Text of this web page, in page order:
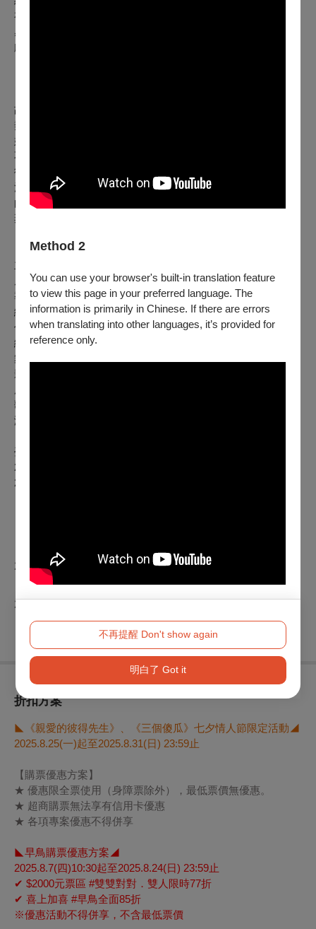
Method 2
You can use your browser's built-in translation feature
to view this page in your preferred language. The
information is primarily in Chinese. If there are errors
when translating into other languages, it’s provided for
reference only.
不再提醒 Don't show again
明白了 Got it
有
感
獻給所有在婚姻中，以及想踏入婚姻的妳和你！
故事總是發生在準備踏入婚姻那一刻……
熱愛寫作的計畫控葉揚與個性樂天、著迷運動的彼得準備結
婚。愛情長跑14年的他們，原以為婚姻是甜蜜生活的開始，殊
不知卻成了最可怕的照妖鏡。
彼得的樂天成了無腦過動大直男，葉揚則從文藝作家轉生為崩
潰怨婦，從買房、結婚、蜜月到生子，太多的關卡要破、太多
的平衡要取，面對種種的婚姻危機，兩人究竟會選擇躺平放
棄，還是用愛化險為夷……?
｜創作/製作群｜
主辦單位｜果陀百娛股份有限公司、果陀劇場
原著｜葉揚
導演｜蘇昱瑋
編劇暨作詞｜張仰瑄
作曲暨編曲｜伍暘
編舞｜劉睿筑
舞台設計｜言行
影像設計｜楊博倫
歌唱指導｜姜柏任
演員｜張稜、王為
臺北｜臺灣戲曲中心大表演廳
2025/10/11(六) 14:30
2025/10/12(日) 14:30
2 025/12/13 - 12/21 《三個傻瓜》
2026/01/31 - 06/14 《
生命中最美好的5分鐘》
折扣方案
◣《親愛的彼得先生》、《三個傻瓜》七夕情人節限定活動◢
2025.8.25(一)起至2025.8.31(日) 23:59止
【購票優惠方案】
★ 優惠限全票使用（身障票除外），最低票價無優惠。
★ 超商購票無法享有信用卡優惠
★ 各項專案優惠不得併享
◣早鳥購票優惠方案◢
2025.8.7(四)10:30起至2025.8.24(日) 23:59止
✔ $2000元票區 #雙雙對對．雙人限時77折
✔ 喜上加喜 #早鳥全面85折
※優惠活動不得併享，不含最低票價